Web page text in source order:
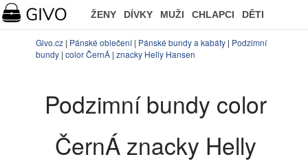
ŽENY DÍVKY MUŽI CHLAPCI DĚTI
Givo.cz | Pánské oblečení| Pánské bundy a kabáty | Podzimní
bundy | color ČernÁ | znacky Helly Hansen
Podzimní bundy color
ČernÁ znacky Helly